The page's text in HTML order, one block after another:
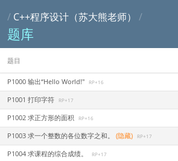
/ C++程序设计（苏大熊老师） /
题库
题目
P1000 输出“Hello World!" RP+16
P1001 打印字符 RP+17
P1002 求正方形的面积 RP+16
P1003 求一个整数的各位数字之和。(隐藏) RP+17
P1004 求课程的综合成绩。 RP+17